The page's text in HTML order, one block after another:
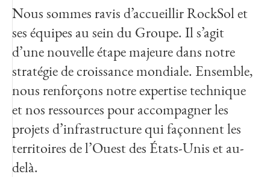
Nous sommes ravis d’accueillir RockSol et
ses équipes au sein du Groupe. Il s’agit
d’une nouvelle étape majeure dans notre
stratégie de croissance mondiale. Ensemble,
nous renforçons notre expertise technique
et nos ressources pour accompagner les
projets d’infrastructure qui façonnent les
territoires de l’Ouest des États-Unis et au-
delà.
Je suis extrêmement fier de ce que notre
équipe a accompli chez RockSol, en plaçant
la qualité au cœur de notre démarche. Nos
relations durables témoignent de la
satisfaction de nos clients et du niveau
d’excellence qui guide notre travail.
Rejoindre Egis représente une opportunité
exceptionnelle pour faire perdurer notre
héritage et apporter une valeur ajoutée